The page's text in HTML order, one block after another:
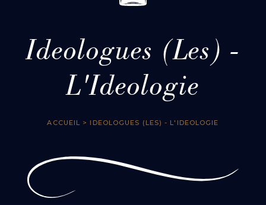
Ideologues (Les) -
L'Ideologie
ACCUEIL > IDEOLOGUES (LES) - L'IDEOLOGIE